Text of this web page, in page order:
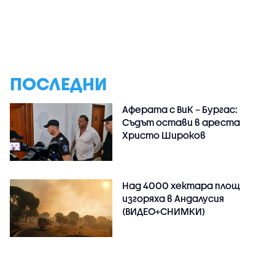
ПОСЛЕДНИ
Аферата с ВиК – Бургас:
Съдът остави в ареста
Христо Широков
Над 4000 хектара площ
изгоряха в Андалусия
(ВИДЕО+СНИМКИ)